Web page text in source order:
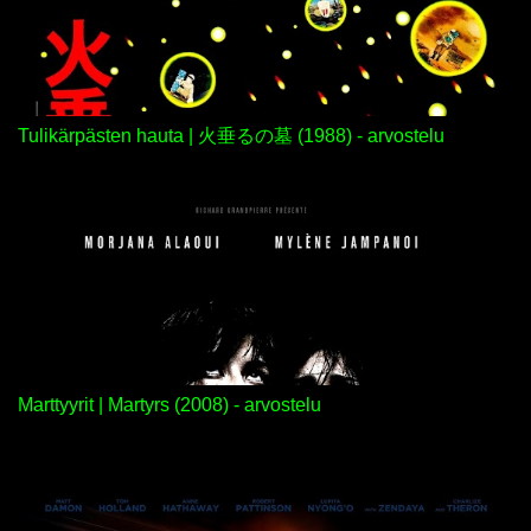
Tulikärpästen hauta | 火垂るの墓 (1988) - arvostelu
Marttyyrit | Martyrs (2008) - arvostelu